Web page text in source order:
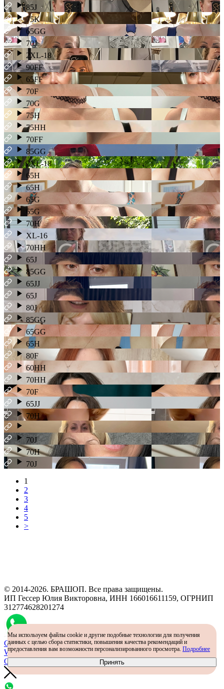
85J
75K
65GG
70J
2XL-18
90FF
65FF
70F
70G
75H
75HH
70FF
85GG
2XL-18
65H
65H
65G
65G
70H
XL-16
70HH
65J
85GG
65JJ
65J
80J
85GG
65GG
65H
80F
60HH
70HH
70F
65JJ
70H
70J
70H
70J
1
2
3
4
5
>
© 2014-2026. БРАШОП. Все права защищены.
ИП Гессер Юлия Викторовна, ИНН 166016611159, ОГРНИП
312774628201274
Самый простой способ определить размер - консультация в
WhatsApp
Определить размер
Мы используем файлы cookie и другие подобные технологии для получения
данных с целью сбора статистики, повышения качества рекомендаций и
предоставления вам возможности персонализированного просмотра. Подробнее
Принять